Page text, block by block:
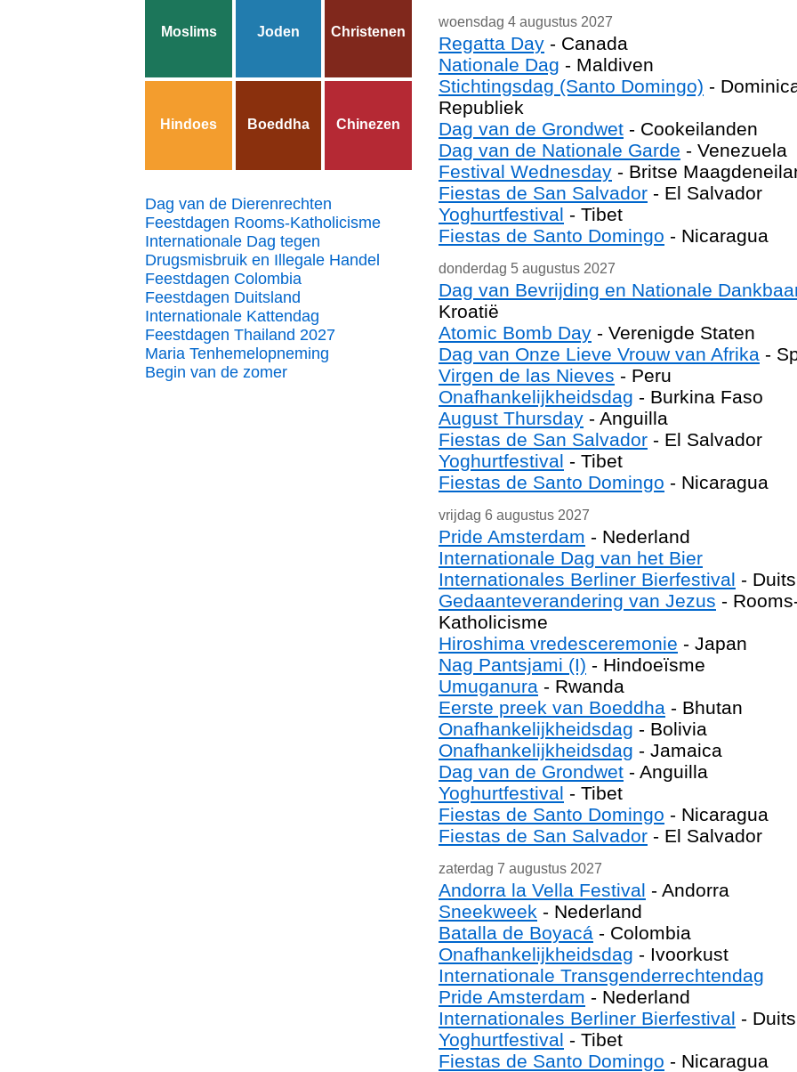
Moslims Joden Christenen
Hindoes Boeddha Chinezen
Dag van de Dierenrechten
Feestdagen Rooms-Katholicisme
Internationale Dag tegen
Drugsmisbruik en Illegale Handel
Feestdagen Colombia
Feestdagen Duitsland
Internationale Kattendag
Feestdagen Thailand 2027
Maria Tenhemelopneming
Begin van de zomer
woensdag 4 augustus 2027
Regatta Day - Canada
Nationale Dag - Maldiven
Stichtingsdag (Santo Domingo) -
Republiek
Dag van de Grondwet - Cookeilanden
Dag van de Nationale Garde - Venezuela
Festival Wednesday - Britse
Fiestas de San Salvador - El Salvador
Yoghurtfestival - Tibet
Fiestas de Santo Domingo - Nicaragua
donderdag 5 augustus 2027
Dag van Bevrijding en Nationale
Kroatië
Atomic Bomb Day - Verenigde Staten
Dag van Onze Lieve Vrouw van Afrika -
Virgen de las Nieves - Peru
Onafhankelijkheidsdag - Burkina Faso
August Thursday - Anguilla
Fiestas de San Salvador - El Salvador
Yoghurtfestival - Tibet
Fiestas de Santo Domingo - Nicaragua
vrijdag 6 augustus 2027
Pride Amsterdam - Nederland
Internationale Dag van het Bier
Internationales Berliner Bierfestival -
Gedaanteverandering van Jezus -
Katholicisme
Hiroshima vredesceremonie - Japan
Nag Pantsjami (I) - Hindoeïsme
Umuganura - Rwanda
Eerste preek van Boeddha - Bhutan
Onafhankelijkheidsdag - Bolivia
Onafhankelijkheidsdag - Jamaica
Dag van de Grondwet - Anguilla
Yoghurtfestival - Tibet
Fiestas de Santo Domingo - Nicaragua
Fiestas de San Salvador - El Salvador
zaterdag 7 augustus 2027
Andorra la Vella Festival - Andorra
Sneekweek - Nederland
Batalla de Boyacá - Colombia
Onafhankelijkheidsdag - Ivoorkust
Internationale Transgenderrechtendag
Pride Amsterdam - Nederland
Internationales Berliner Bierfestival -
Yoghurtfestival - Tibet
Fiestas de Santo Domingo - Nicaragua